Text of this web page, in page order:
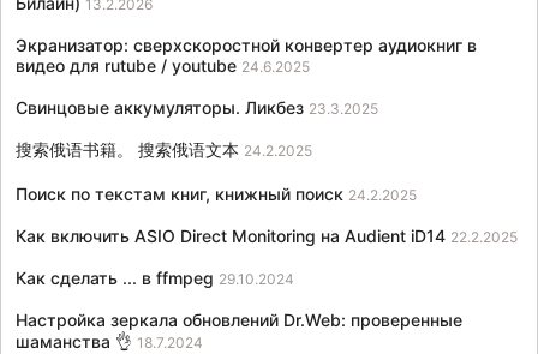
13.2.2026
Экранизатор: сверхскоростной конвертер аудиокниг в
видео для rutube / youtube 24.6.2025
Свинцовые аккумуляторы. Ликбез 23.3.2025
搜索俄语书籍。 搜索俄语文本 24.2.2025
Поиск по текстам книг, книжный поиск 24.2.2025
Как включить ASIO Direct Monitoring на Audient iD14 22.2.2025
Как сделать ... в ffmpeg 29.10.2024
Настройка зеркала обновлений Dr.Web: проверенные
шаманства 👌 18.7.2024